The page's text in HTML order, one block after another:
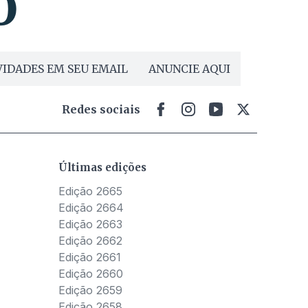
EM SEU EMAIL ANUNCIE AQUI
Redes sociais
Últimas edições
Edição 2665
Edição 2664
Edição 2663
Edição 2662
Edição 2661
Edição 2660
Edição 2659